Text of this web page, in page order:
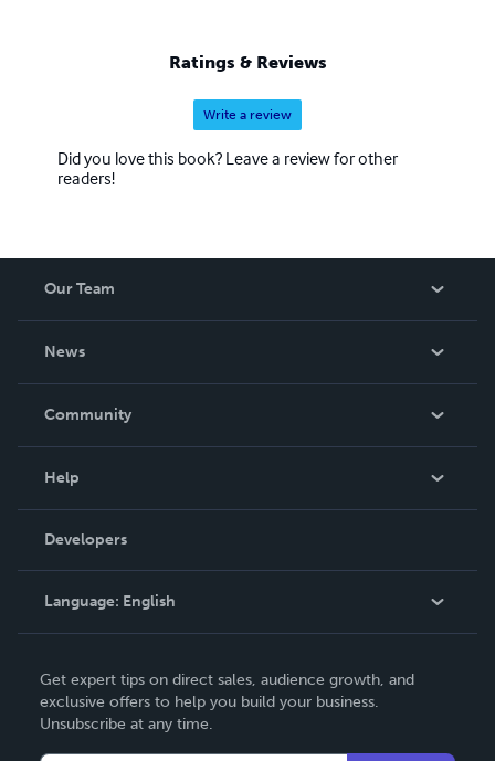
Ratings & Reviews
Write a review
Did you love this book? Leave a review for other
readers!
Our Team
News
In The News
Community
Podcast
Help
Order Lookup
Knowledge Base
Contact Support
Developers
Language: English
Deutsch
Français
Get expert tips on direct sales, audience growth, and
exclusive offers to help you build your business.
Unsubscribe at any time.